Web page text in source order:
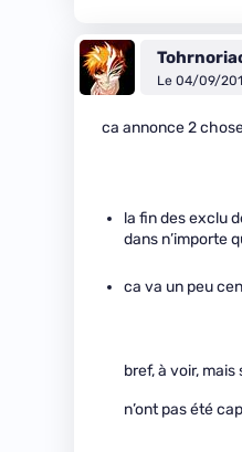
Le 04/09/
ca annonce 2
la fin des exclu
dans n’importe
ca va un peu
bref, à voir,
n’ont pas été